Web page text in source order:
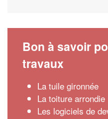
Bon à savoir
travaux
La tuile gironnée
La toiture arrondie
Les logiciels de